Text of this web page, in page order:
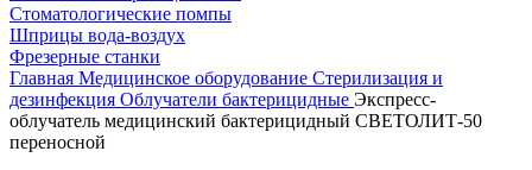
Стоматологические помпы
Шприцы вода-воздух
Фрезерные станки
Главная Медицинское оборудование Стерилизация и
дезинфекция Облучатели бактерицидные Экспресс-
облучатель медицинский бактерицидный СВЕТОЛИТ-50
переносной